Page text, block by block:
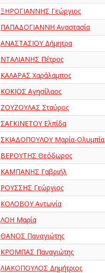
ΞΗΡΟΓΙΑΝΝΗΣ Γεώργιος
ΠΑΠΑΔΟΓΙΑΝΝΗ Αναστασία
ΑΝΑΣΤΑΣΙΟΥ Δήμητρα
ΝΤΑΛΙΑΝΗΣ Πέτρος
ΚΑΛΑΡΑΣ Χαράλαμπος
ΚΟΚΙΟΣ Αγησίλαος
ΖΟΥΖΟΥΛΑΣ Σταύρος
ΣΑΓΚΙΝΕΤΟΥ Ελπίδα
ΣΚΙΑΔΟΠΟΥΛΟΥ Μαρία-Ολυμπία
ΒΕΡΟΥΤΗΣ Θεόδωρος
ΚΑΜΠΑΝΗΣ Γαβριήλ
ΡΟΥΣΣΗΣ Γεώργιος
ΚΟΛΟΒΟΥ Αντωνία
ΛΟΗ Μαρία
ΘΑΝΟΣ Παναγιώτης
ΚΡΟΜΠΑΣ Παναγιώτης
ΛΙΑΚΟΠΟΥΛΟΣ Δημήτριος